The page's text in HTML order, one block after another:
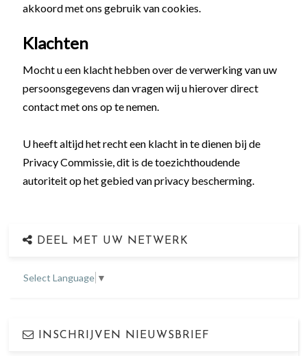
akkoord met ons gebruik van cookies.
Klachten
Mocht u een klacht hebben over de verwerking van uw
persoonsgegevens dan vragen wij u hierover direct
contact met ons op te nemen.
U heeft altijd het recht een klacht in te dienen bij de
Privacy Commissie, dit is de toezichthoudende
autoriteit op het gebied van privacy bescherming.
DEEL MET UW NETWERK
Select Language ▼
INSCHRIJVEN NIEUWSBRIEF